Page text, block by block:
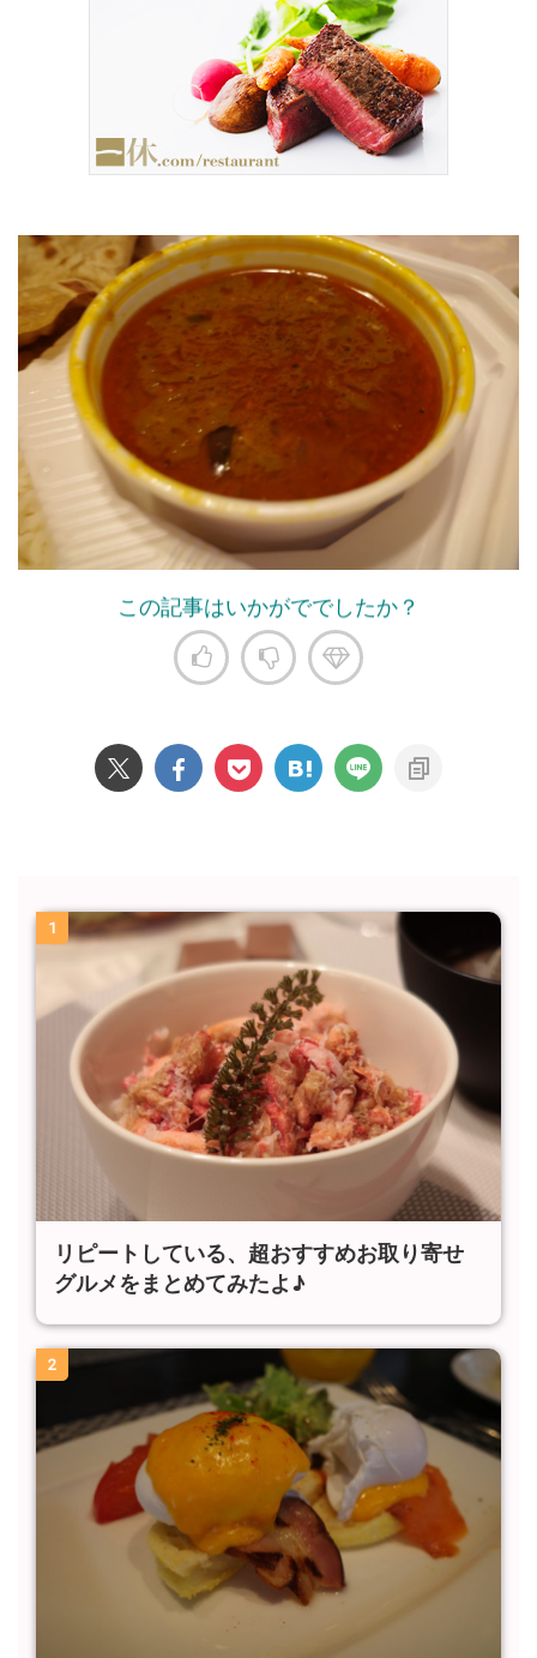
この記事はいかがででしたか？
1
リピートしている、超おすすめお取り寄せ
グルメをまとめてみたよ♪
2